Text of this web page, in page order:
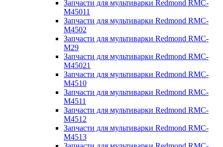
Запчасти для мультиварки Redmond RMC-
M45011
Запчасти для мультиварки Redmond RMC-
M4502
Запчасти для мультиварки Redmond RMC-
M29
Запчасти для мультиварки Redmond RMC-
M45021
Запчасти для мультиварки Redmond RMC-
M4510
Запчасти для мультиварки Redmond RMC-
M4511
Запчасти для мультиварки Redmond RMC-
M4512
Запчасти для мультиварки Redmond RMC-
M4513